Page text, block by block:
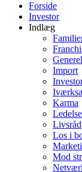
Forside
Investor
Indlæg
Import
Karma
Ledelse
Livsråd
Los i
Mod